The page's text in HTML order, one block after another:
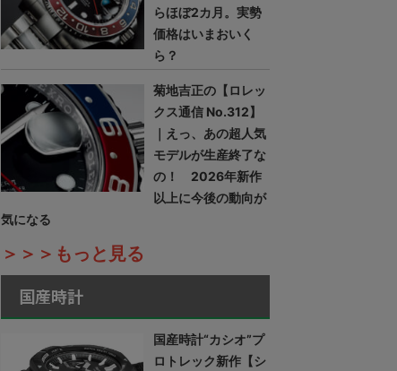
らほぼ2カ月。実勢
価格はいまおいく
ら？
菊地吉正の【ロレッ
クス通信 No.312】
｜えっ、あの超人気
モデルが生産終了な
の！ 2026年新作
以上に今後の動向が
気になる
＞＞＞もっと見る
国産時計
国産時計“カシオ”プ
ロトレック新作【シ